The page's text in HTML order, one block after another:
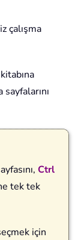
çalışma
sayfalarını
Ctrl
tek tek
için